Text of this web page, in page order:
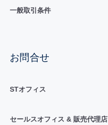
一般取引条件
お問合せ
STオフィス
セールスオフィス & 販売代理店